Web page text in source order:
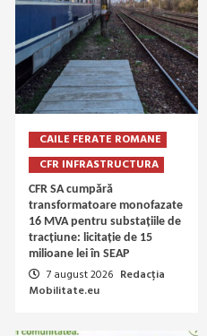
CAILE FERATE ROMANE
CFR INFRASTRUCTURA
CFR SA cumpără
transformatoare monofazate
16 MVA pentru substațiile de
tracțiune: licitație de 15
milioane lei în SEAP
7 august 2026 Redacția
Mobilitate.eu